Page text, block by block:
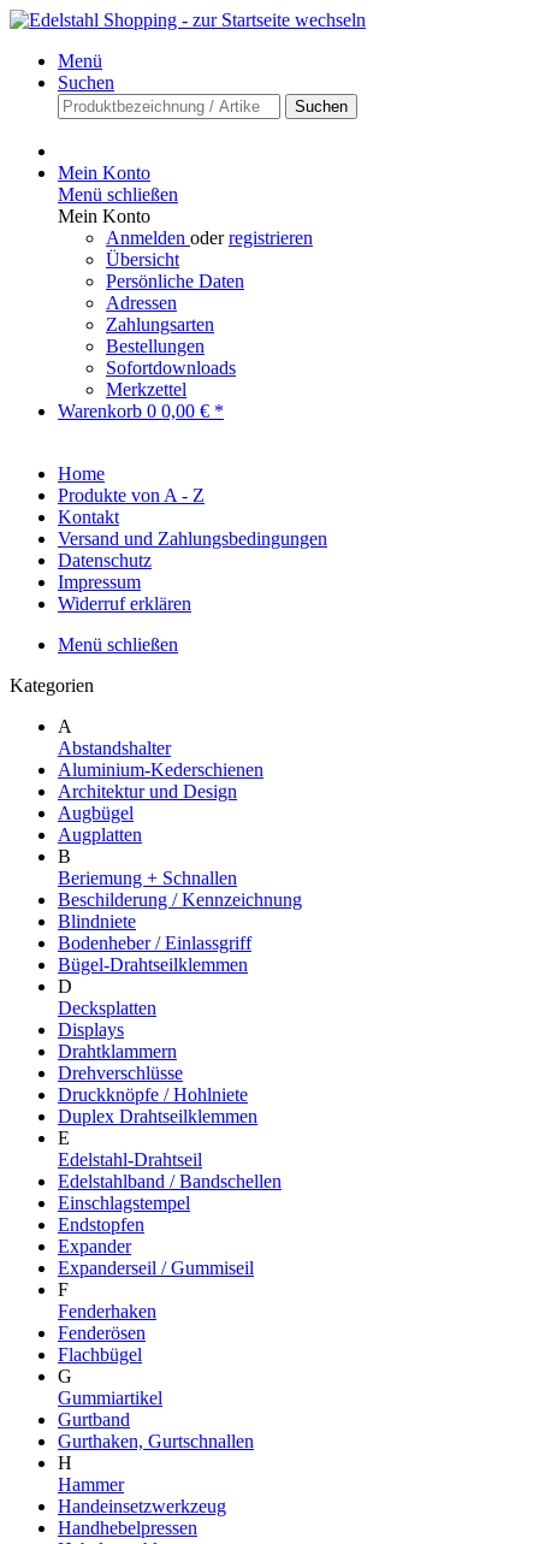
Menü
Suchen
Suchen
Mein Konto
Menü schließen
Mein Konto
Anmelden oderregistrieren
Übersicht
Persönliche Daten
Adressen
Zahlungsarten
Bestellungen
Sofortdownloads
Merkzettel
Warenkorb 0 0,00 € *
Home
Produkte von A - Z
Kontakt
Versand und Zahlungsbedingungen
Datenschutz
Impressum
Widerruf erklären
Menü schließen
Kategorien
A
Abstandshalter
Aluminium-Kederschienen
Architektur und Design
Augbügel
Augplatten
B
Beriemung + Schnallen
Beschilderung / Kennzeichnung
Blindniete
Bodenheber / Einlassgriff
Bügel-Drahtseilklemmen
D
Decksplatten
Displays
Drahtklammern
Drehverschlüsse
Druckknöpfe / Hohlniete
Duplex Drahtseilklemmen
E
Edelstahl-Drahtseil
Edelstahlband / Bandschellen
Einschlagstempel
Endstopfen
Expander
Expanderseil / Gummiseil
F
Fenderhaken
Fenderösen
Flachbügel
G
Gummiartikel
Gurtband
Gurthaken, Gurtschnallen
H
Hammer
Handeinsetzwerkzeug
Handhebelpressen